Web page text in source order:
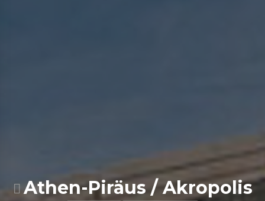
Athen-Piräus / Akropolis